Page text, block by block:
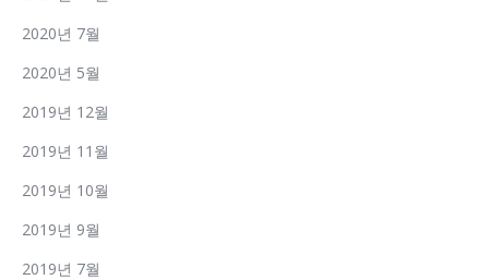
2020년 7월
2020년 5월
2019년 12월
2019년 11월
2019년 10월
2019년 9월
2019년 7월